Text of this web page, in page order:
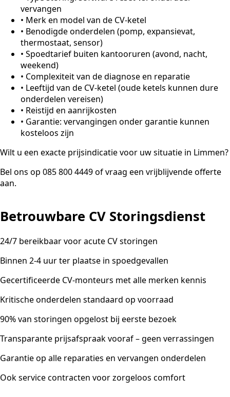
vervangen
• Merk en model van de CV-ketel
• Benodigde onderdelen (pomp, expansievat,
thermostaat, sensor)
• Spoedtarief buiten kantooruren (avond, nacht,
weekend)
• Complexiteit van de diagnose en reparatie
• Leeftijd van de CV-ketel (oude ketels kunnen dure
onderdelen vereisen)
• Reistijd en aanrijkosten
• Garantie: vervangingen onder garantie kunnen
kosteloos zijn
Wilt u een exacte prijsindicatie voor uw situatie in Limmen?
Bel ons op 085 800 4449 of vraag een vrijblijvende offerte
aan.
Betrouwbare CV Storingsdienst
24/7 bereikbaar voor acute CV storingen
Binnen 2-4 uur ter plaatse in spoedgevallen
Gecertificeerde CV-monteurs met alle merken kennis
Kritische onderdelen standaard op voorraad
90% van storingen opgelost bij eerste bezoek
Transparante prijsafspraak vooraf – geen verrassingen
Garantie op alle reparaties en vervangen onderdelen
Ook service contracten voor zorgeloos comfort